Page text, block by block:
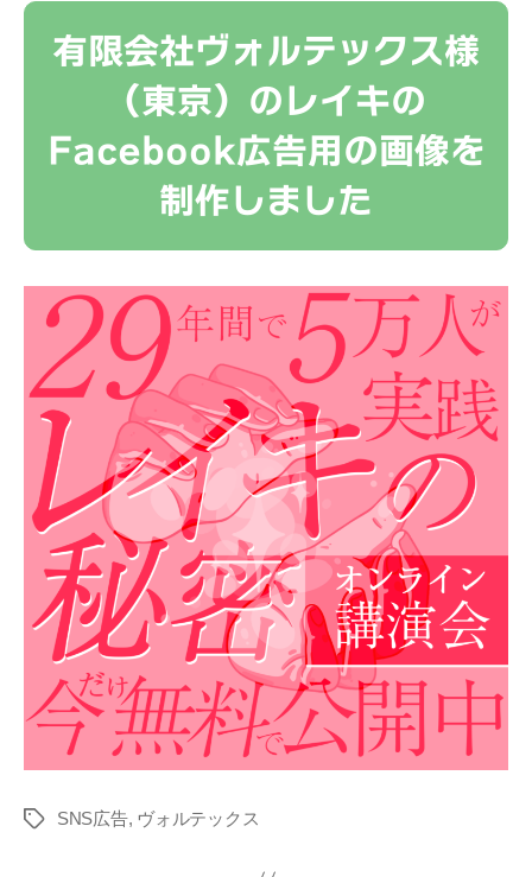
有限会社ヴォルテックス様
（東京）のレイキの
Facebook広告用の画像を
制作しました
タ
SNS広告, ヴォルテックス